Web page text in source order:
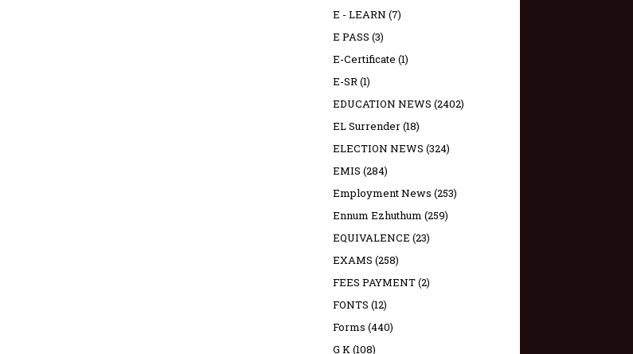
E - LEARN (7)
E PASS (3)
E-Certificate (1)
E-SR(1)
EDUCATION NEWS (2402)
EL Surrender(18)
ELECTION NEWS (324)
EMIS (284)
Employment News (253)
Ennum Ezhuthum (259)
EQUIVALENCE (23)
EXAMS (258)
FEES PAYMENT(2)
FONTS (12)
Forms (440)
G K(108)